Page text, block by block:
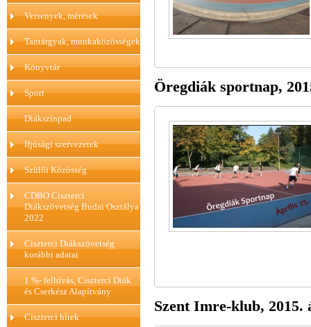
Versenyek, mérések
Tantárgyak, munkaközösségek
Könyvtár
Sport
Diákszínpad
Ifjúsági szervezetek
Szülői Közösség
CDBO Ciszterci
Diákszövetség Budai Osztálya
2022
Ciszterci Diákszövetség
korábbi adatai
1 %- felhívás, Ciszterci Diák
és Cserkész Alapítvány
Ciszterci hírek
Öregdiák sportnap,
Szent Imre-klub, 2015.